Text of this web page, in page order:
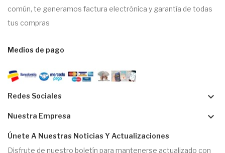
común, te generamos factura electrónica y garantía de todas
tus compras
Medios de pago
Redes Sociales keyboard_arrow_down
Nuestra Empresa keyboard_arrow_down
Únete A Nuestras Noticias Y Actualizaciones
Disfrute de nuestro boletín para mantenerse actualizado con